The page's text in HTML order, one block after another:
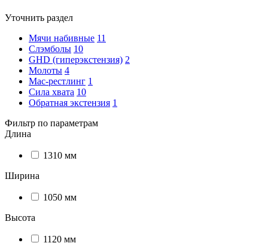
Уточнить раздел
Мячи набивные 11
Слэмболы 10
GHD (гиперэкстензия) 2
Молоты 4
Мас-рестлинг 1
Сила хвата 10
Обратная экстензия 1
Фильтр по параметрам
Длина
1310 мм
Ширина
1050 мм
Высота
1120 мм